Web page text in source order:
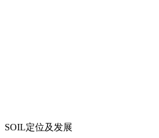
SOIL定位及发展